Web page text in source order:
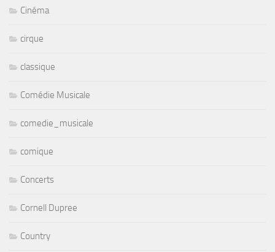
Cinéma
cirque
classique
Comédie Musicale
comedie_musicale
comique
Concerts
Cornell Dupree
Country